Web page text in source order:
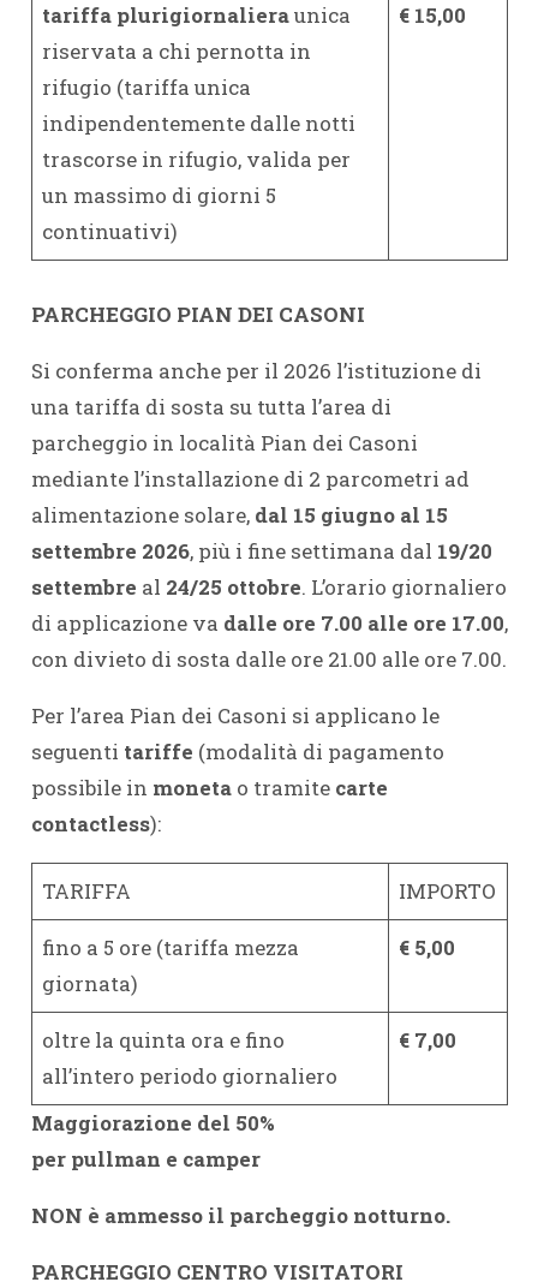
tariffa plurigiornalieraunica
riservata a chi pernotta in
rifugio (tariffa unica
indipendentemente dalle notti
trascorse in rifugio, valida per
un massimo di giorni 5
continuativi)
€ 15,00
PARCHEGGIO PIAN DEI CASONI
Si conferma anche per il 2026 l’istituzione di
una tariffa di sosta su tutta l’area di
parcheggio in località Pian dei Casoni
mediante l’installazione di 2 parcometri ad
alimentazione solare, dal 15 giugno al 15
settembre 2026, più i fine settimana dal 19/20
settembre al 24/25 ottobre. L’orario giornaliero
di applicazione va dalle ore 7.00 alle ore 17.00,
con divieto di sosta dalle ore 21.00 alle ore 7.00.
Per l’area Pian dei Casoni si applicano le
seguenti tariffe (modalità di pagamento
possibile in moneta o tramite carte
contactless):
TARIFFA IMPORTO
fino a 5 ore (tariffa mezza
giornata)
€ 5,00
oltre la quinta ora e fino
all’intero periodo giornaliero
€ 7,00
Maggiorazione del 50%
per pullman e camper
NON è ammesso il parcheggio notturno.
PARCHEGGIO CENTRO VISITATORI